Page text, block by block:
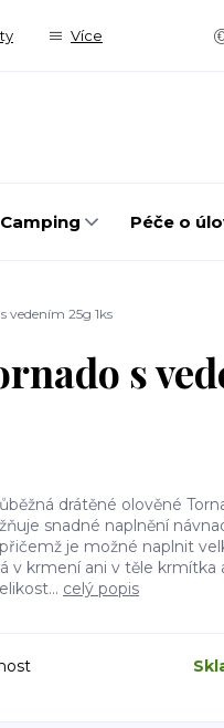
Více
Camping Péče o
vedením 25g 1ks
s
drátěné olověné
snadné naplnění
je možné naplnit
v krmení ani v těle krmítka
celý popis